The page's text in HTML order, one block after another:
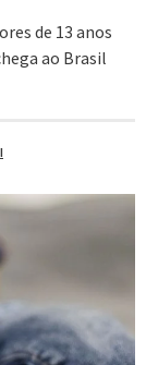
de 13 anos
ao Brasil